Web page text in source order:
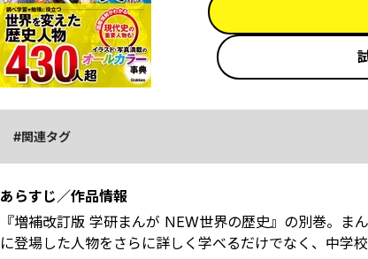
関連タグ
あらすじ／作品情報
『増補改訂版 学研まんが NEW世界の歴史』の別巻。
に登場した人物をさらに詳しく学べるだけでなく、中学